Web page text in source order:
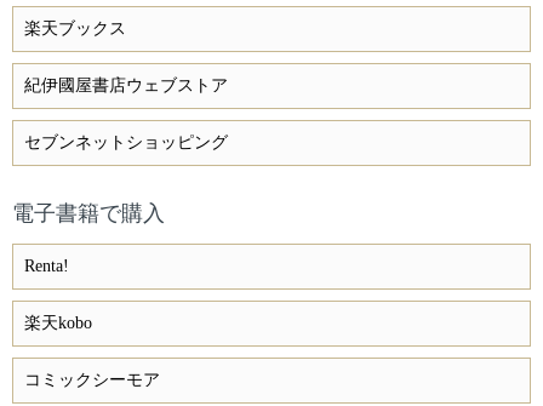
楽天ブックス
紀伊國屋書店ウェブストア
セブンネットショッピング
電子書籍で購入
Renta!
楽天kobo
コミックシーモア